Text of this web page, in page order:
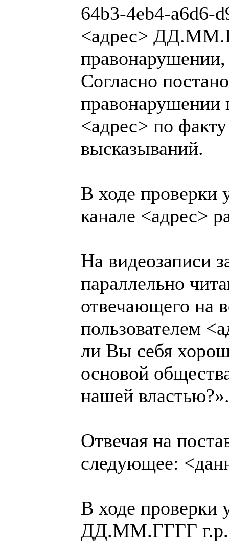
64b3-4eb4-a6d6-
<адрес>
Согласно
правонарушении
<адрес> по
высказываний.
В ходе проверки
канале <адрес>
На видеозаписи
параллельно
отвечающего на
пользователем
ли Вы себя
основой
нашей властью?».
Отвечая на
следующее:
В ходе проверки
ДД.ММ.ГГГГ г.р.,